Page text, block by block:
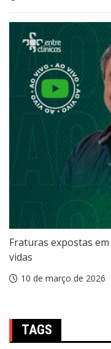
Fraturas expostas
vidas
10 de março de 2026
TAGS